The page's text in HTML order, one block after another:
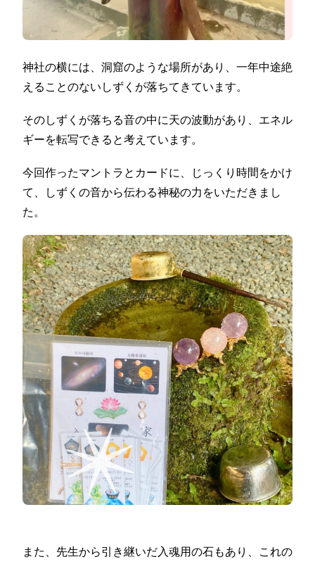
神社の横には、洞窟のような場所があり、一年中途絶
えることのないしずくが落ちてきています。
そのしずくが落ちる音の中に天の波動があり、エネル
ギーを転写できると考えています。
今回作ったマントラとカードに、じっくり時間をかけ
て、しずくの音から伝わる神秘の力をいただきまし
た。
また、先生から引き継いだ入魂用の石もあり、これの